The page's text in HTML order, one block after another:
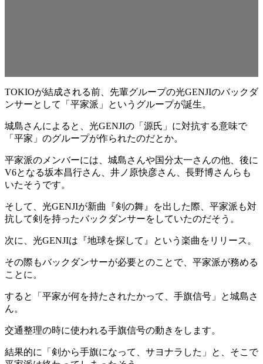
TOKIOが結成される前、先輩グループの光GENJIのバックダ
ンサーとして「平家派」というグループが誕生。
城島さんによると、光GENJIの「源氏」に対抗する意味で
「平家」のグループが作られたのだとか。
平家派のメンバーには、城島さんや国分太一さんの他、後に
V6となる坂本昌行さん、井ノ原快彦さん、長野博さんらも
いたそうです。
そして、光GENJIが新曲『剣の舞』を出した際、平家派も対
抗して剣を持ったバックダンサーをしていたのだそう。
次に、光GENJIは『地球を探して』という楽曲をリリース。
その際もバックダンサーが必要とのことで、平家派が務める
ことに。
すると「平家が何を持たされたかって、手旗信号」と城島さ
ん。
交通整理の時に使われる手旗信号の動きをします。
結果的に「剣から手旗になって、サヨナラした」と、そこで